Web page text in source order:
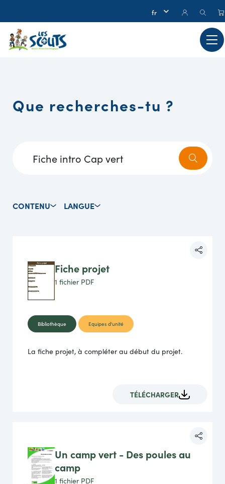
Que recherches-tu ?
CONTENU LANGUE
Fiche projet
1 fichier PDF
Bibliothèque Equipes d'unité
La fiche projet, à compléter au début du projet.
TÉLÉCHARGER
Un camp vert - Des poules au
camp
1 fichier PDF